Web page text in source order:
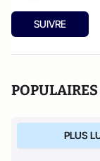
SUIVRE
POPULAIRES
PLUS